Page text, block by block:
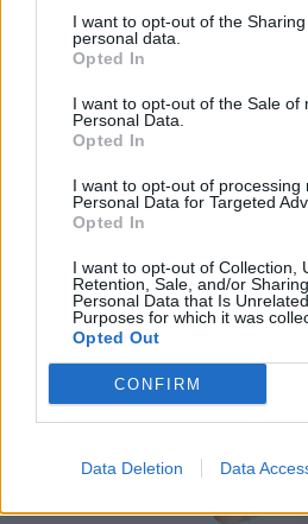
I want to opt-out of the
personal data.
Opted In
I want to opt-out of the Sale of
Personal Data.
Opted In
I want to opt-out of processing
Personal Data for Targeted
Opted In
I want to opt-out of Collection,
Retention, Sale, and/or
Personal Data that Is
Purposes for which it was
Opted Out
CONFIRM
Data Deletion Data
on a des invités. Ils sont
méthode et le résultat.”
Et si vous souhaitez réaliser
d’énergie, découvrez
7 éco-
consommation de votre
Dites-nous en commentaire si
CUISINE ELECTRICITÉ